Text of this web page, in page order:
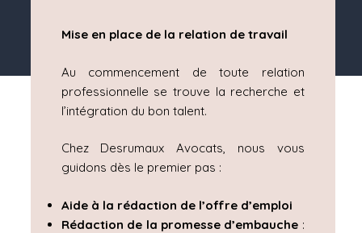
Mise en place de la relation de travail
Au commencement de toute relation
professionnelle se trouve la recherche et
l’intégration du bon talent.
Chez Desrumaux Avocats, nous vous
guidons dès le premier pas :
Aide à la rédaction de l’offre d’emploi
Rédaction de la promesse d’embauche :